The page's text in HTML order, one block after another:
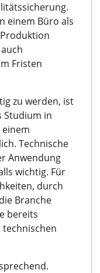
einem Büro als
Fristen
zu werden, ist
Studium in
Technische
Anwendung
wichtig. Für
durch
Branche
bereits